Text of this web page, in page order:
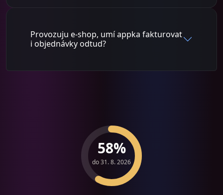
Provozuju e-shop, umí appka fakturovat
i objednávky odtud?
58%
do 31. 8. 2026